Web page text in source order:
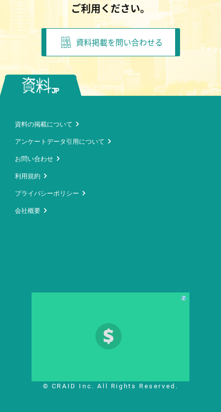
ご利用ください。
資料掲載を問い合わせる
資料の掲載について
アンケートデータ引用について
お問い合わせ
利用規約
プライバシーポリシー
会社概要
© CRAID Inc. All Rights Reserved.